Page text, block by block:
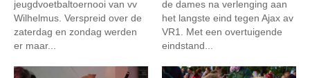
jeugdvoetbaltoernooi van vv
Wilhelmus. Verspreid over de
zaterdag en zondag werden
er maar...
de dames na verlenging aan
het langste eind tegen Ajax av
VR1. Met een overtuigende
eindstand...